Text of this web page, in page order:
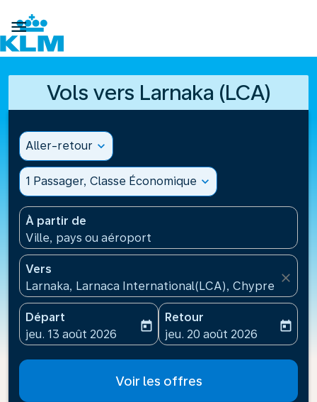

Vols vers Larnaka (LCA)
Aller-retour expand_more
1 Passager, Classe Économique expand_more
À partir de
Ville, pays ou aéroport
Vers
Larnaka, Larnaca International(LCA), Chypre
close
Départ
fc-booking-departure-date-aria-label
jeu. 13 août 2026
today
Retour
fc-booking-return-date-
jeu. 20 août 2026
today
Voir les offres